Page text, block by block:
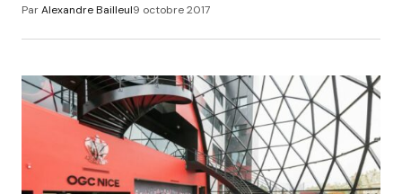
ParAlexandre Bailleul9 octobre 2017